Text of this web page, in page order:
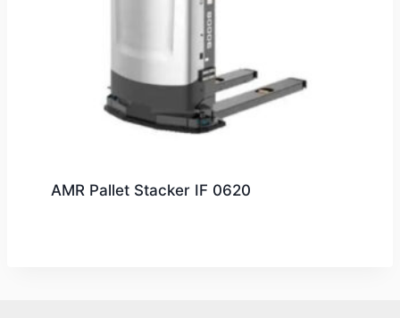
AMR Pallet Stacker IF 0620